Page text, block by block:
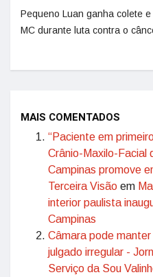
Pequeno Luan ganha colete
MC durante luta contra o
MAIS COMENTADOS
“Paciente em
Crânio-Maxilo-Facial
Campinas promove
Terceira Visão em
interior paulista
Campinas
Câmara pode
julgado irregular -
Serviço da Sou